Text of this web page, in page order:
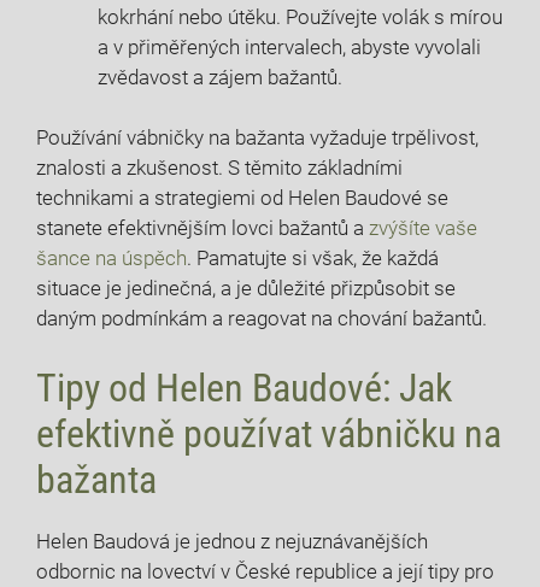
kokrhání nebo útěku.⁣ Používejte volák s mírou
a v ​přiměřených intervalech, abyste vyvolali
zvědavost a zájem bažantů.
Používání vábničky ​na bažanta vyžaduje trpělivost,
znalosti a zkušenost. S ‍těmito základními
technikami a strategiemi⁢ od Helen Baudové se
stanete efektivnějším lovci ‌bažantů a zvýšíte vaše
šance⁤ na úspěch. Pamatujte si však, že každá
situace je jedinečná, a je důležité přizpůsobit se
daným podmínkám a reagovat na chování‍ bažantů.
Tipy od Helen Baudové: Jak
efektivně používat​ vábničku ‌na
bažanta
Helen Baudová je jednou z nejuznávanějších
odbornic ⁣na lovectví v České republice a její tipy pro‌